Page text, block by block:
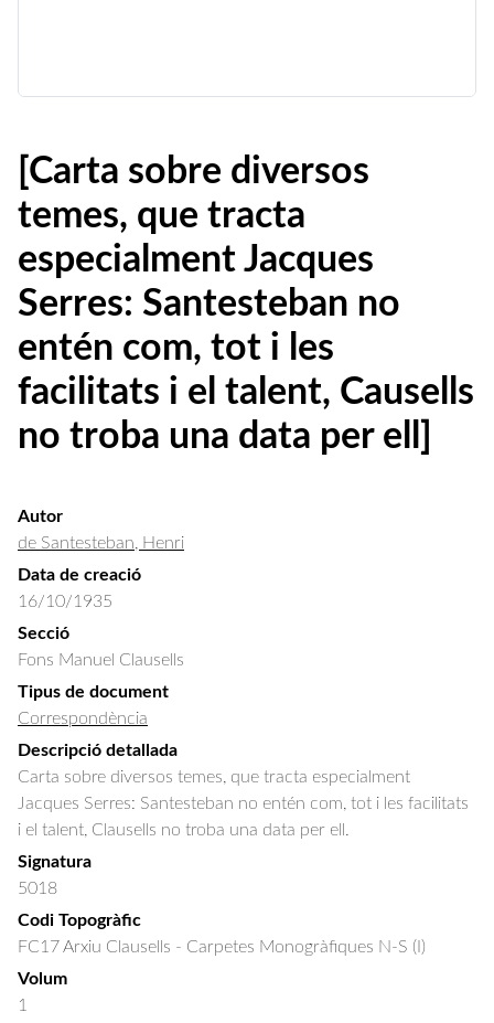
[Carta sobre diversos
temes, que tracta
especialment Jacques
Serres: Santesteban no
entén com, tot i les
facilitats i el talent, Causells
no troba una data per ell]
Autor
de Santesteban, Henri
Data de creació
16/10/1935
Secció
Fons Manuel Clausells
Tipus de document
Correspondència
Descripció detallada
Carta sobre diversos temes, que tracta especialment
Jacques Serres: Santesteban no entén com, tot i les facilitats
i el talent, Clausells no troba una data per ell.
Signatura
5018
Codi Topogràfic
FC17 Arxiu Clausells - Carpetes Monogràfiques N-S (I)
Volum
1